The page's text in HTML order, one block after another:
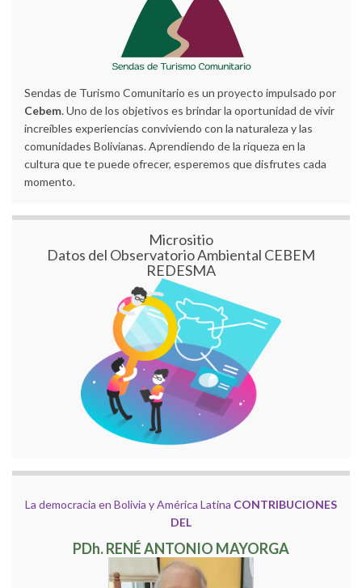
Sendas de Turismo Comunitario es un proyecto impulsado por
Cebem. Uno de los objetivos es brindar la oportunidad de vivir
increíbles experiencias conviviendo con la naturaleza y las
comunidades Bolivianas. Aprendiendo de la riqueza en la
cultura que te puede ofrecer, esperemos que disfrutes cada
momento.
Micrositio
Datos del Observatorio Ambiental CEBEM
REDESMA
La democracia en Bolivia y América Latina CONTRIBUCIONES
DEL
PDh. RENÉ ANTONIO MAYORGA